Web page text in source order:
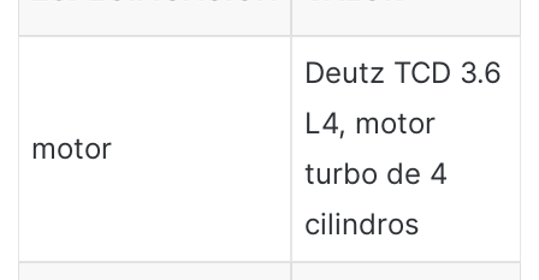
motor
Deutz TCD 3.6
L4, motor
turbo de 4
cilindros